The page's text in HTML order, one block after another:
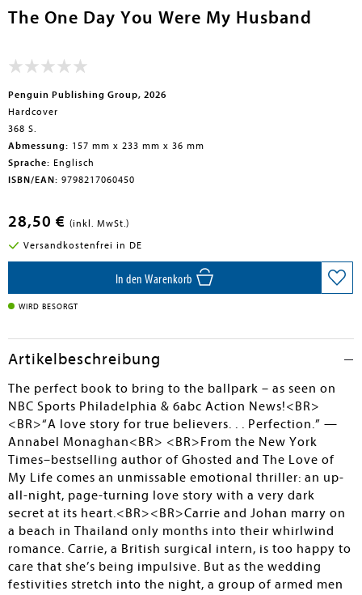
The One Day You Were My Husband
Penguin Publishing Group, 2026
Hardcover
368 S.
Abmessung: 157 mm x 233 mm x 36 mm
Sprache: Englisch
ISBN/EAN: 9798217060450
28,50 € (inkl. MwSt.)
Versandkostenfrei in DE
In den Warenkorb
WIRD BESORGT
Artikelbeschreibung
The perfect book to bring to the ballpark – as seen on
NBC Sports Philadelphia & 6abc Action News!<BR>
<BR>“A love story for true believers. . . Perfection.” —
Annabel Monaghan<BR> <BR>From the New York
Times–bestselling author of Ghosted and The Love of
My Life comes an unmissable emotional thriller: an up-
all-night, page-turning love story with a very dark
secret at its heart.<BR><BR>Carrie and Johan marry on
a beach in Thailand only months into their whirlwind
romance. Carrie, a British surgical intern, is too happy to
care that she’s being impulsive. But as the wedding
festivities stretch into the night, a group of armed men